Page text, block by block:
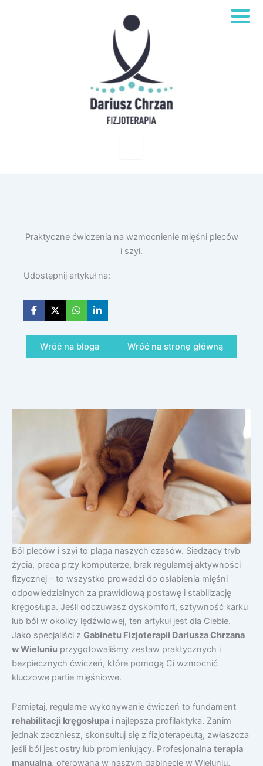
Praktyczne ćwiczenia na wzmocnienie mięśni pleców
i szyi.
Udostępnij artykuł na:
Wróć na bloga Wróć na stronę główną
Ból pleców i szyi to plaga naszych czasów. Siedzący tryb
życia, praca przy komputerze, brak regularnej aktywności
fizycznej – to wszystko prowadzi do osłabienia mięśni
odpowiedzialnych za prawidłową postawę i stabilizację
kręgosłupa. Jeśli odczuwasz dyskomfort, sztywność karku
lub ból w okolicy lędźwiowej, ten artykuł jest dla Ciebie.
Jako specjaliści z Gabinetu Fizjoterapii Dariusza Chrzana
w Wieluniu przygotowaliśmy zestaw praktycznych i
bezpiecznych ćwiczeń, które pomogą Ci wzmocnić
kluczowe partie mięśniowe.
Pamiętaj, regularne wykonywanie ćwiczeń to fundament
rehabilitacji kręgosłupa i najlepsza profilaktyka. Zanim
jednak zaczniesz, skonsultuj się z fizjoterapeutą, zwłaszcza
jeśli ból jest ostry lub promieniujący. Profesjonalna terapia
manualna, oferowana w naszym gabinecie w Wieluniu,